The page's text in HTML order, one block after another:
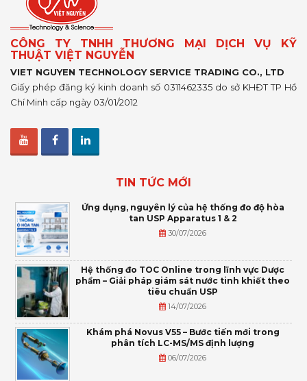
CÔNG TY TNHH THƯƠNG MẠI DỊCH VỤ KỸ
THUẬT VIỆT NGUYỄN
VIET NGUYEN TECHNOLOGY SERVICE TRADING CO., LTD
Giấy phép đăng ký kinh doanh số 0311462335 do sở KHĐT TP Hồ
Chí Minh cấp ngày 03/01/2012
TIN TỨC MỚI
Ứng dụng, nguyên lý của hệ thống đo độ hòa
tan USP Apparatus 1 & 2
30/07/2026
Hệ thống đo TOC Online trong lĩnh vực Dược
phẩm – Giải pháp giám sát nước tinh khiết theo
tiêu chuẩn USP
14/07/2026
Khám phá Novus V55 – Bước tiến mới trong
phân tích LC-MS/MS định lượng
06/07/2026